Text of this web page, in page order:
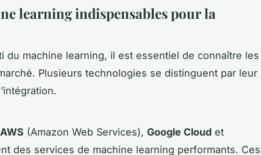
learning indispensables pour la
du machine learning, il est essentiel de connaître les
Plusieurs technologies se distinguent par leur
AWS (Amazon Web Services), Google Cloud et
des services de machine learning performants. Ces